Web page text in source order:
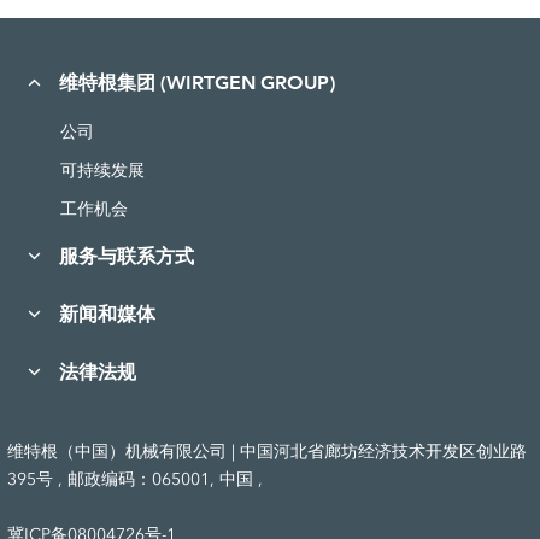
维特根集团 (WIRTGEN GROUP)
公司
可持续发展
工作机会
服务与联系方式
新闻和媒体
法律法规
维特根（中国）机械有限公司 | 中国河北省廊坊经济技术开发区创业路
395号 , 邮政编码：065001, 中国 ,
冀ICP备08004726号-1